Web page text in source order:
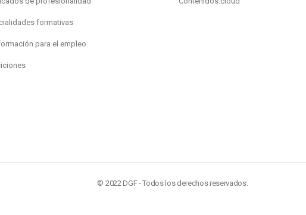
formativas
para el empleo
© 2022 DGF - Todos los derechos reservados.